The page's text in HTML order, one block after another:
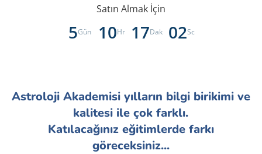
Satın Almak İçin
5Gün 10Hr 17Dak 01Sc
Astroloji Akademisi yılların bilgi birikimi ve
kalitesi ile çok farklı.
Katılacağınız eğitimlerde farkı
göreceksiniz...